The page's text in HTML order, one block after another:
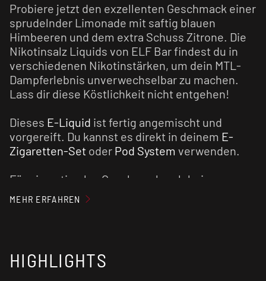
Probiere jetzt den exzellenten Geschmack einer
sprudelnder Limonade mit saftig blauen
Himbeeren und dem extra Schuss Zitrone. Die
Nikotinsalz Liquids von ELF Bar findest du in
verschiedenen Nikotinstärken, um dein MTL-
Dampferlebnis unverwechselbar zu machen.
Lass dir diese Köstlichkeit nicht entgehen!
Dieses E-Liquid ist fertig angemischt und
vorgereift. Du kannst es direkt in deinem E-
Zigaretten-Set oder Pod System verwenden.
Für ein optimales Geschmackserlebnis
empfehlen wir den
reinigen und den Verdampferkopf ggf. zu
normalen nikotinhaltigen E-Liquids weniger
MEHR ERFAHREN
HIGHLIGHTS